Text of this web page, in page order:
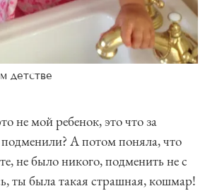
детстве
не мой ребенок, это что за
А потом поняла, что
не было никого, подменить не с
ты была такая страшная, кошмар!